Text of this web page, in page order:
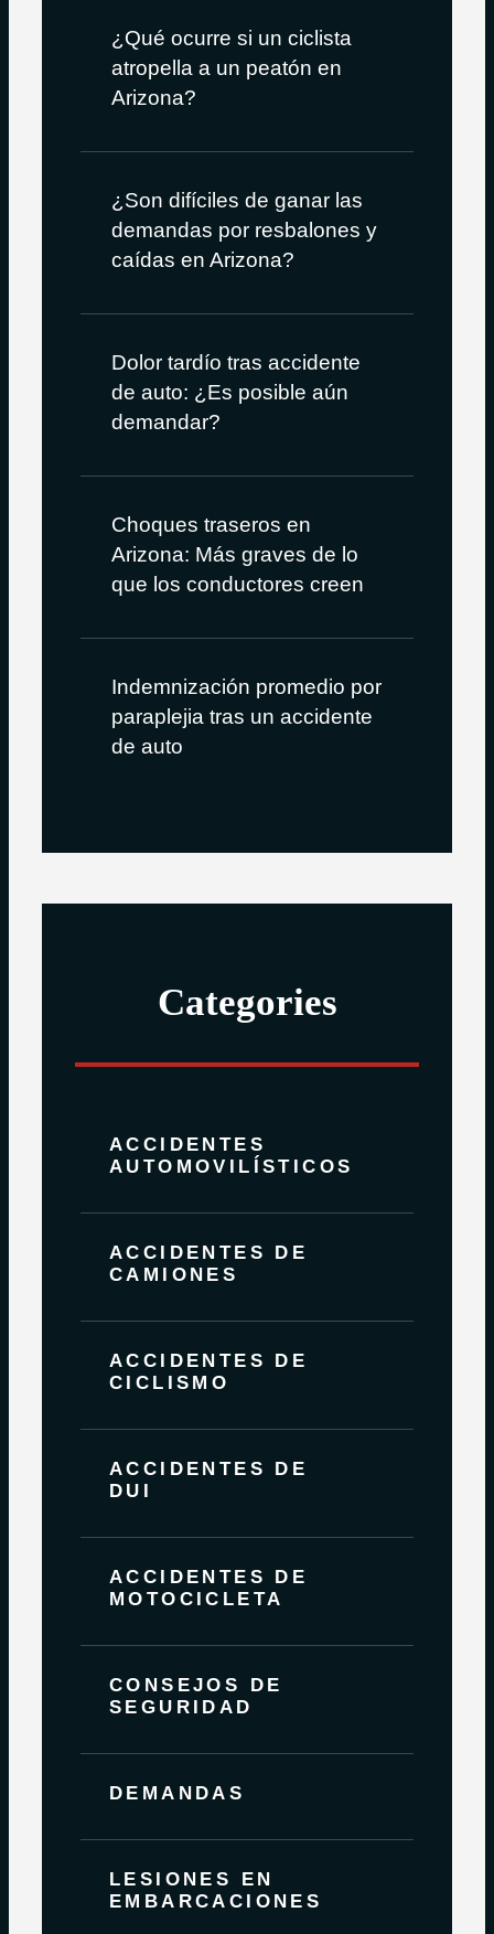
¿Qué ocurre si un ciclista
atropella a un peatón en
Arizona?
¿Son difíciles de ganar las
demandas por resbalones y
caídas en Arizona?
Dolor tardío tras accidente
de auto: ¿Es posible aún
demandar?
Choques traseros en
Arizona: Más graves de lo
que los conductores creen
Indemnización promedio por
paraplejia tras un accidente
de auto
Categories
ACCIDENTES
AUTOMOVILÍSTICOS
ACCIDENTES DE
CAMIONES
ACCIDENTES DE
CICLISMO
ACCIDENTES DE
DUI
ACCIDENTES DE
MOTOCICLETA
CONSEJOS DE
SEGURIDAD
DEMANDAS
LESIONES EN
EMBARCACIONES